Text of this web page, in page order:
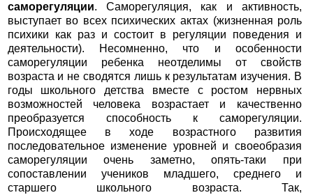
саморегуляции. Саморегуляция, как и активность,
выступает во всех психических актах (жизненная роль
психики как раз и состоит в регуляции поведения и
деятельности). Несомненно, что и особенности
саморегуляции ребенка неотделимы от свойств
возраста и не сводятся лишь к результатам изучения. В
годы школьного детства вместе с ростом нервных
возможностей человека возрастает и качественно
преобразуется способность к саморегуляции.
Происходящее в ходе возрастного развития
последовательное изменение уровней и своеобразия
саморегуляции очень заметно, опять-таки при
сопоставлении учеников младшего, среднего и
старшего школьного возраста. Так,